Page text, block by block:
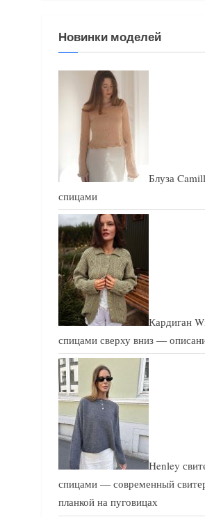
а
п
Новинки моделей
Блуза
спицами
Кардиган
спицами сверху вниз —
Henley
спицами — современный
планкой на пуговицах